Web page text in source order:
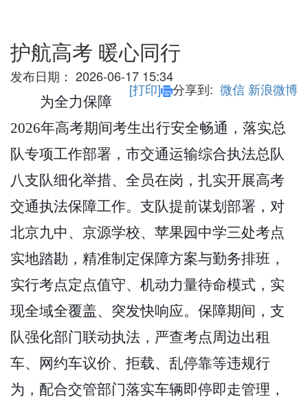
护航高考 暖心同行
发布日期： 2026-06-17 15:34
[打印] 分享到: 微信 新浪微博
为全力保障
2026年高考期间考生出行安全畅通，落实总
队专项工作部署，市交通运输综合执法总队
八支队细化举措、全员在岗，扎实开展高考
交通执法保障工作。支队提前谋划部署，对
北京九中、京源学校、苹果园中学三处考点
实地踏勘，精准制定保障方案与勤务排班，
实行考点定点值守、机动力量待命模式，实
现全域全覆盖、突发快响应。保障期间，支
队强化部门联动执法，严查考点周边出租
车、网约车议价、拒载、乱停靠等违规行
为，配合交管部门落实车辆即停即走管理，